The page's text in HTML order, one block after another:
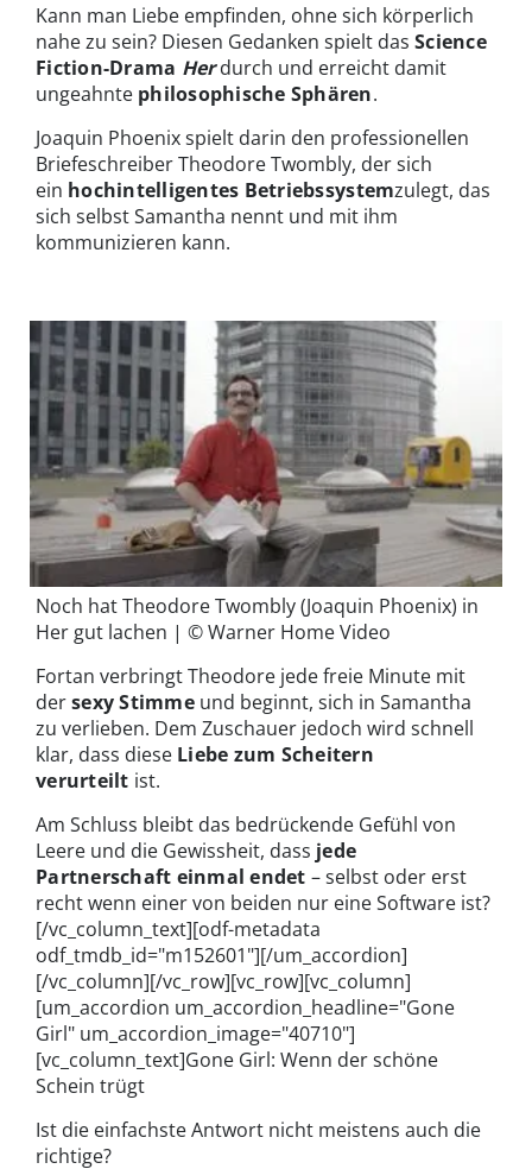
Kann man Liebe empfinden, ohne sich körperlich
nahe zu sein? Diesen Gedanken spielt das Science
Fiction-Drama Herdurch und erreicht damit
ungeahnte philosophische Sphären.
Joaquin Phoenix spielt darin den professionellen
Briefeschreiber Theodore Twombly, der sich
ein hochintelligentes Betriebssystemzulegt, das
sich selbst Samantha nennt und mit ihm
kommunizieren kann.
Noch hat Theodore Twombly (Joaquin Phoenix) in
Her gut lachen | © Warner Home Video
Fortan verbringt Theodore jede freie Minute mit
dersexy Stimmeund beginnt, sich in Samantha
zu verlieben. Dem Zuschauer jedoch wird schnell
klar, dass diese Liebe zum Scheitern
verurteilt ist.
Am Schluss bleibt das bedrückende Gefühl von
Leere und die Gewissheit, dass jede
Partnerschaft einmal endet – selbst oder erst
recht wenn einer von beiden nur eine Software ist?
[/vc_column_text][odf-metadata
odf_tmdb_id="m152601"][/um_accordion]
[/vc_column][/vc_row][vc_row][vc_column]
[um_accordion um_accordion_headline="Gone
Girl" um_accordion_image="40710"]
[vc_column_text]Gone Girl: Wenn der schöne
Schein trügt
Ist die einfachste Antwort nicht meistens auch die
richtige?